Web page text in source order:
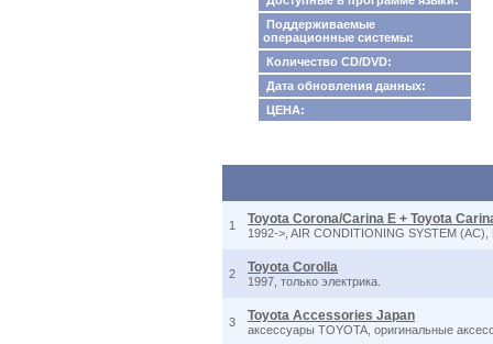
Поддерживаемые
операционные системы:
Количество CD/DVD:
Дата обновления данных:
ЦЕНА:
1 Toyota Corona/Carina E + Toyota
1992->, AIR CONDITIONING SYSTEM
2 Toyota Corolla
1997, только электрика.
3 Toyota Accessories Japan
аксессуары TOYOTA, оригинальные